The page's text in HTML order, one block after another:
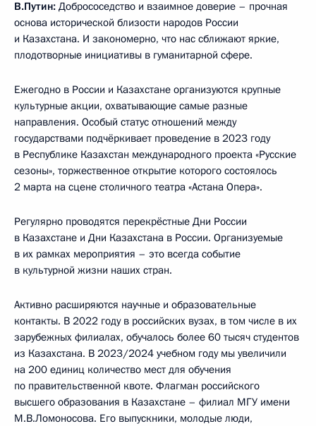
В.Путин: Добрососедство и взаимное доверие – прочная
основа исторической близости народов России
и Казахстана. И закономерно, что нас сближают яркие,
плодотворные инициативы в гуманитарной сфере.
Ежегодно в России и Казахстане организуются крупные
культурные акции, охватывающие самые разные
направления. Особый статус отношений между
государствами подчёркивает проведение в 2023 году
в Республике Казахстан международного проекта «Русские
сезоны», торжественное открытие которого состоялось
2 марта на сцене столичного театра «Астана Опера».
Регулярно проводятся перекрёстные Дни России
в Казахстане и Дни Казахстана в России. Организуемые
в их рамках мероприятия – это всегда событие
в культурной жизни наших стран.
Активно расширяются научные и образовательные
контакты. В 2022 году в российских вузах, в том числе в их
зарубежных филиалах, обучалось более 60 тысяч студентов
из Казахстана. В 2023/2024 учебном году мы увеличили
на 200 единиц количество мест для обучения
по правительственной квоте. Флагман российского
высшего образования в Казахстане – филиал МГУ имени
М.В.Ломоносова. Его выпускники, молодые люди,